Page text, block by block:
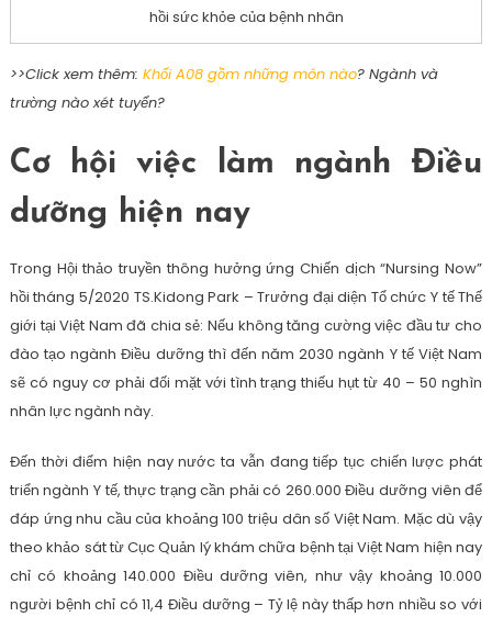
hồi sức khỏe của bệnh nhân
>>Click xem thêm: Khối A08 gồm những môn nào? Ngành và
trường nào xét tuyển?
Cơ hội việc làm ngành Điều
dưỡng hiện nay
Trong Hội thảo truyền thông hưởng ứng Chiến dịch “Nursing Now”
hồi tháng 5/2020 TS.Kidong Park – Trưởng đại diện Tổ chức Y tế Thế
giới tại Việt Nam đã chia sẻ: Nếu không tăng cường việc đầu tư cho
đào tạo ngành Điều dưỡng thì đến năm 2030 ngành Y tế Việt Nam
sẽ có nguy cơ phải đối mặt với tình trạng thiếu hụt từ 40 – 50 nghìn
nhân lực ngành này.
Đến thời điểm hiện nay nước ta vẫn đang tiếp tục chiến lược phát
triển ngành Y tế, thực trạng cần phải có 260.000 Điều dưỡng viên để
đáp ứng nhu cầu của khoảng 100 triệu dân số Việt Nam. Mặc dù vậy
theo khảo sát từ Cục Quản lý khám chữa bệnh tại Việt Nam hiện nay
chỉ có khoảng 140.000 Điều dưỡng viên, như vậy khoảng 10.000
người bệnh chỉ có 11,4 Điều dưỡng – Tỷ lệ này thấp hơn nhiều so với